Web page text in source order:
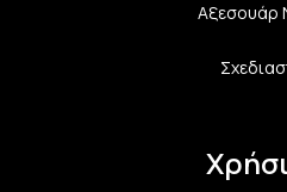
Αξεσουάρ